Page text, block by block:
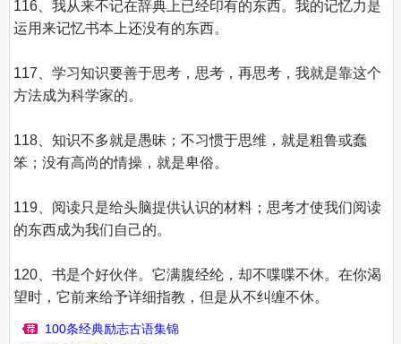
116、我从来不记在辞典上已经印有的东西。我的记忆力是
运用来记忆书本上还没有的东西。
117、学习知识要善于思考，思考，再思考，我就是靠这个
方法成为科学家的。
118、知识不多就是愚昧；不习惯于思维，就是粗鲁或蠢
笨；没有高尚的情操，就是卑俗。
119、阅读只是给头脑提供认识的材料；思考才使我们阅读
的东西成为我们自己的。
120、书是个好伙伴。它满腹经纶，却不喋喋不休。在你渴
100条经典励志古语集锦